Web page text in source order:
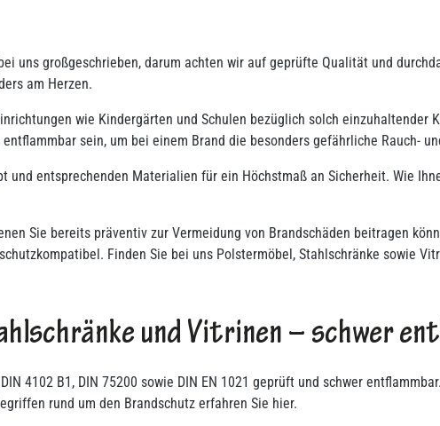
uns großgeschrieben, darum achten wir auf geprüfte Qualität und
am Herzen.
wie Kindergärten und Schulen bezüglich solch einzuhaltender
sein, um bei einem Brand die besonders gefährliche Rauch-
und entsprechenden Materialien für ein Höchstmaß an Sicherheit. Wie
Sie bereits präventiv zur Vermeidung von Brandschäden beitragen
Finden Sie bei uns Polstermöbel, Stahlschränke sowie
und Vitrinen – schwer
4102 B1, DIN 75200 sowie DIN EN 1021 geprüft und schwer
rund um den Brandschutz erfahren Sie hier.